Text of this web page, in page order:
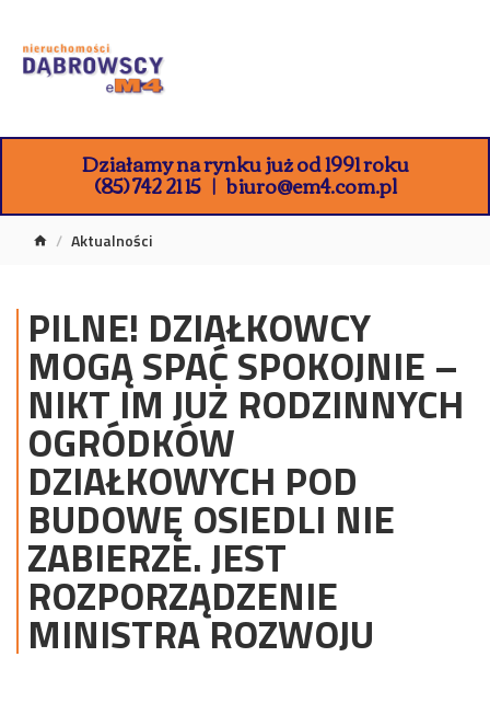
Działamy na rynku już od 1991 roku
(85) 742 21 15 biuro@em4.com.pl
Aktualności
PILNE! DZIAŁKOWCY
MOGĄ SPAĆ SPOKOJNIE –
NIKT IM JUŻ RODZINNYCH
OGRÓDKÓW
DZIAŁKOWYCH POD
BUDOWĘ OSIEDLI NIE
ZABIERZE. JEST
ROZPORZĄDZENIE
MINISTRA ROZWOJU